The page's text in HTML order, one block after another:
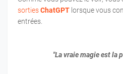
sortiesChatGPT lorsque vous
entrées.
"La vraie magie est la